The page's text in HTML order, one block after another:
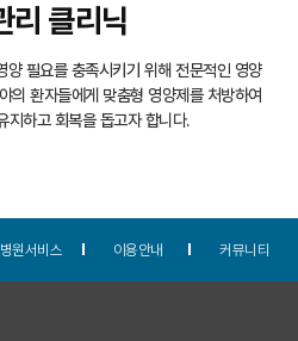
리 클리닉
필요를 충족시키기 위해 전문적인 영양
의 환자들에게 맞춤형 영양제를 처방하여
지하고 회복을 돕고자 합니다.
병원서비스 이용안내 커뮤니티